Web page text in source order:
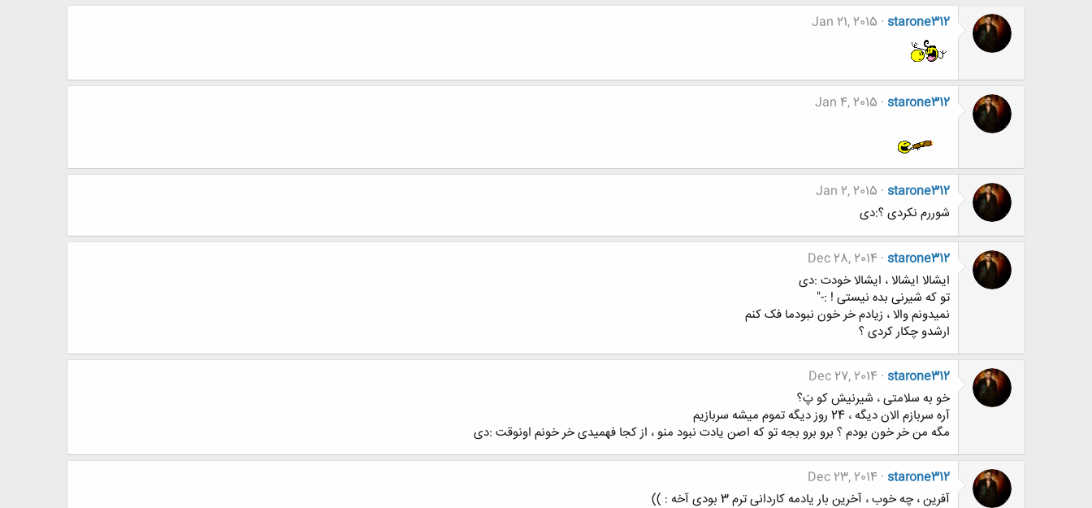
starone312
Jan 21, 2015
starone312
Jan 4, 2015
starone312
Jan 2, 2015
شوررم نکردی ؟:دی
starone312
Dec 28, 2014
ایشالا ایشالا ، ایشالا خودت :دی
تو که شیرنی بده نیستی ! :-"
نمیدونم والا ، زیادم خر خون نبودما فک کنم
ارشدو چکار کردی ؟
starone312
Dec 27, 2014
خو به سلامتی ، شیرنیش کو پَ؟
آره سربازم الان دیگه ، 24 روز دیگه تموم میشه سربازیم
مگه من خر خون بودم ؟ برو برو بجه تو که اصن یادت نبود منو ، از کجا فهمیدی خر خونم اونوقت :دی
starone312
Dec 23, 2014
آفرین ، چه خوب ، آخرین بار یادمه کاردانی ترم 3 بودی آخه : ))